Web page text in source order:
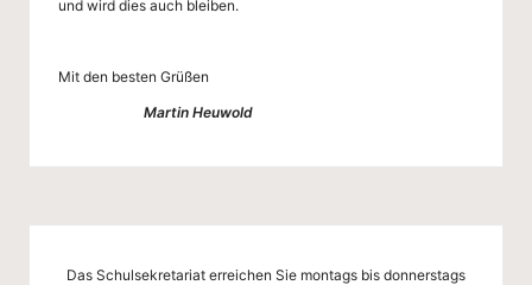
und wird dies auch bleiben.
Mit den besten Grüßen
Martin Heuwold
Das Schulsekretariat erreichen Sie montags bis donnerstags